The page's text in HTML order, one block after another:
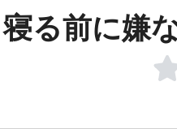
寝る前に嫌